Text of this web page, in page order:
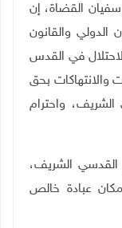
سفيان القضاة، إن
الدولي والقانون
في القدس
والانتهاكات بحق
واحترام
القدسي الشريف،
144 دونماً، هو مكان عبادة خالص